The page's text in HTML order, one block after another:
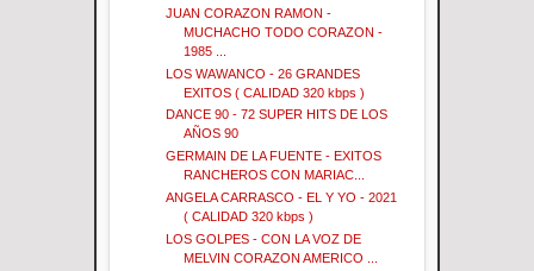
JUAN CORAZON RAMON -
MUCHACHO TODO CORAZON -
1985 ...
LOS WAWANCO - 26 GRANDES
EXITOS ( CALIDAD 320 kbps )
DANCE 90 - 72 SUPER HITS DE LOS
AÑOS 90
GERMAIN DE LA FUENTE - EXITOS
RANCHEROS CON MARIAC...
ANGELA CARRASCO - EL Y YO - 2021
( CALIDAD 320 kbps )
LOS GOLPES - CON LA VOZ DE
MELVIN CORAZON AMERICO ...